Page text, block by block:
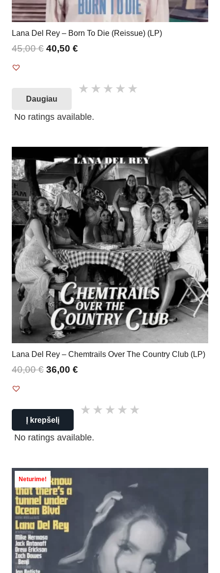
Lana Del Rey – Born To Die (Reissue) (LP)
45,00€ 40,50 €
Daugiau
No ratings available.
Lana Del Rey – Chemtrails Over The Country Club (LP)
40,00€ 36,00 €
Į krepšelį
No ratings available.
Neturime!